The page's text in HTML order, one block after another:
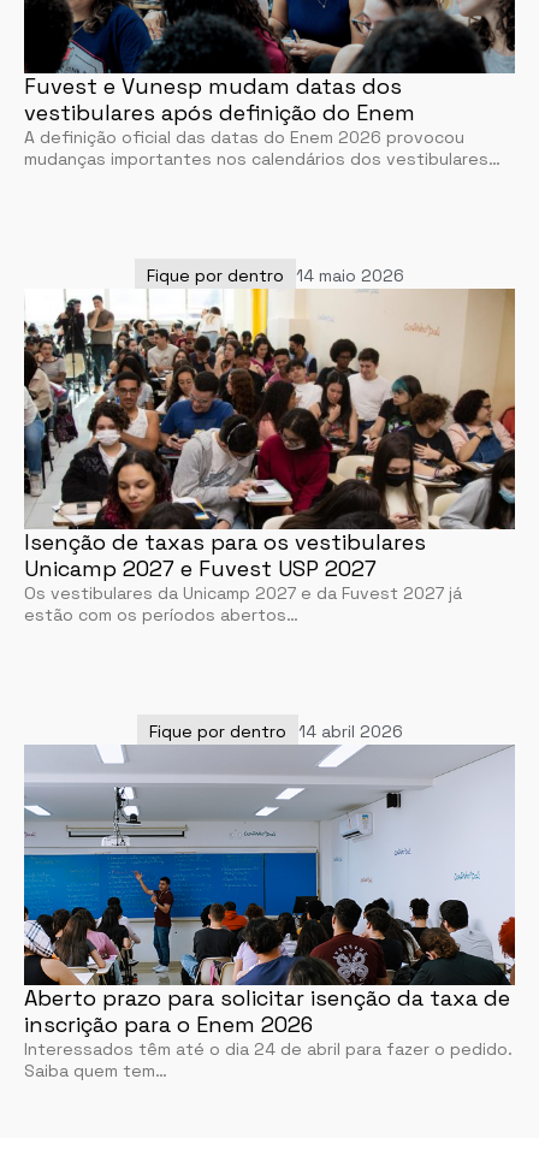
Fuvest e Vunesp mudam datas dos
vestibulares após definição do Enem
A definição oficial das datas do Enem 2026 provocou
mudanças importantes nos calendários dos vestibulares…
Fique por dentro 14 maio 2026
Isenção de taxas para os vestibulares
Unicamp 2027 e Fuvest USP 2027
Os vestibulares da Unicamp 2027 e da Fuvest 2027 já
estão com os períodos abertos…
Fique por dentro 14 abril 2026
Aberto prazo para solicitar isenção da taxa de
inscrição para o Enem 2026
Interessados têm até o dia 24 de abril para fazer o pedido.
Saiba quem tem…